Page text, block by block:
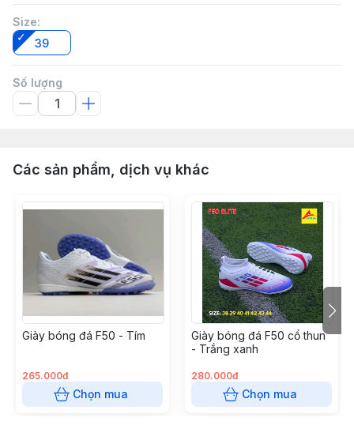
Size:
39
Số lượng
Các sản phẩm, dịch vụ khác
Giày bóng đá F50 - Tím
265.000đ
Chọn mua
Giày bóng đá F50 cổ thun
- Trắng xanh
280.000đ
Chọn mua